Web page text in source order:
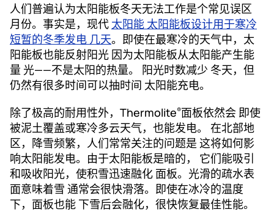
人们普遍认为太阳能板冬天无法工作是个常见误区
月份。事实是，现代 太阳能 太阳能板设计用于寒冷
短暂的冬季发电 几天。即使在最寒冷的天气中，太
阳能板也能反射阳光 因为太阳能板从太阳能产生能
量 光——不是太阳的热量。
阳光时数减少 冬天，但
仍然有很多时间可以抽时间 太阳能充电。
除了极高的耐用性外，Thermolite®面板依然会 即使
被泥土覆盖或寒冷多云天气，也能发电。 在北部地
区，降雪频繁，人们常常关注的问题是 这将如何影
响太阳能发电。由于太阳能板是暗的， 它们能吸引
和吸收阳光，使积雪迅速融化 面板。光滑的疏水表
面意味着雪 通常会很快滑落。即使在冰冷的温度
下，面板也能 下雪后会融化，很快恢复最佳性能。